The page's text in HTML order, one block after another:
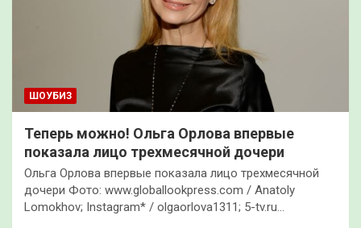
ШОУБИЗ
Теперь можно! Ольга Орлова впервые
показала лицо трехмесячной дочери
Ольга Орлова впервые показала лицо трехмесячной
дочери Фото: www.globallookpress.com / Anatoly
Lomokhov; Instagram* / olgaorlova1311; 5-tv.ru…